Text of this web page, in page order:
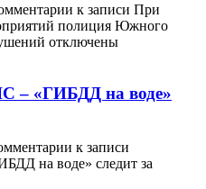
к записи При
полиция Южного
отключены
– «ГИБДД на воде»
к записи
на воде» следит за